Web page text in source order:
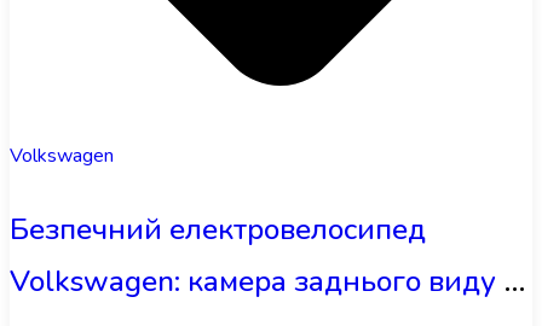
Volkswagen
Безпечний електровелосипед
Volkswagen: камера заднього виду та